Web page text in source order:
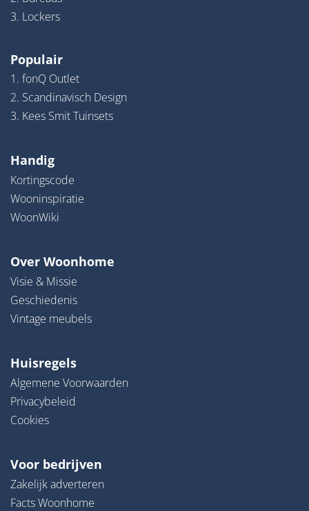
3. Lockers
Populair
1. fonQ Outlet
2. Scandinavisch Design
3. Kees Smit Tuinsets
Handig
Kortingscode
Wooninspiratie
WoonWiki
Over Woonhome
Visie & Missie
Geschiedenis
Vintage meubels
Huisregels
Algemene Voorwaarden
Privacybeleid
Cookies
Voor bedrijven
Zakelijk adverteren
Facts Woonhome